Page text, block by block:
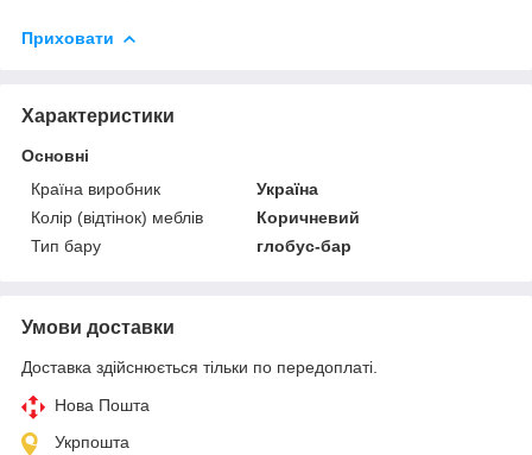
Приховати
Характеристики
Основні
Країна виробник
Україна
Колір (відтінок) меблів
Коричневий
Тип бару
глобус-бар
Умови доставки
Доставка здійснюється тільки по передоплаті.
Нова Пошта
Укрпошта